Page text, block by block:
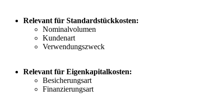
Relevant für Standardstückkosten:
Nominalvolumen
Kundenart
Verwendungszweck
Relevant für Eigenkapitalkosten:
Besicherungsart
Finanzierungsart